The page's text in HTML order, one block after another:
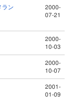
ラン
2000-
07-21
2000-
10-03
2000-
10-07
2001-
01-09